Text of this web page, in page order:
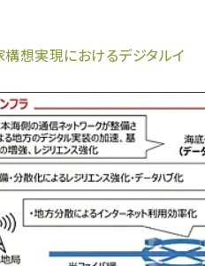
想実現におけるデジタルイ